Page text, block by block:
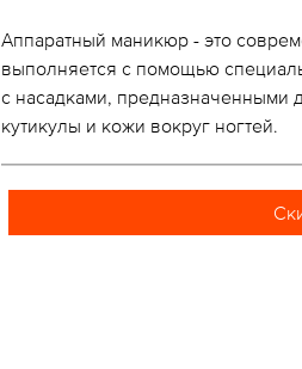
Аппаратный маникюр - это
выполняется с помощью
с насадками, предназначенными
кутикулы и кожи вокруг ногтей.